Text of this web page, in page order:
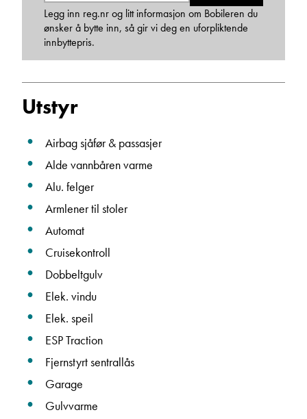
Denne siden er beskyttet av reCAPTCHA og Google
Legg inn reg.nr og litt informasjon om Bobileren du
ønsker å bytte inn, så gir vi deg en uforpliktende
innbyttepris.
Utstyr
Airbag sjåfør & passasjer
Alde vannbåren varme
Alu. felger
Armlener til stoler
Automat
Cruisekontroll
Dobbeltgulv
Elek. vindu
Elek. speil
ESP Traction
Fjernstyrt sentrallås
Garage
Gulvvarme